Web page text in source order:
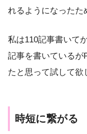
れるようになったた
私は110記事書いて
記事を書いているが
たと思って試して欲
時短に繋がる